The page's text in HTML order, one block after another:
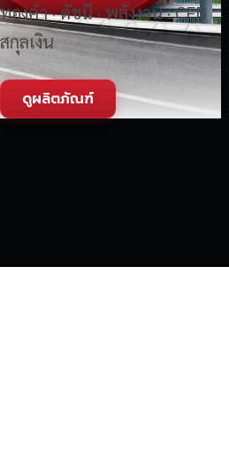
ทองคำ · ดัชนี · พลังงาน · CFD
สกุลเงิน
ดูผลิตภัณฑ์